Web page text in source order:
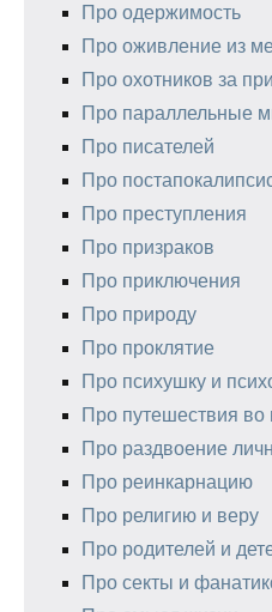
Про одержимость
Про оживление из
Про охотников за
Про параллельные
Про писателей
Про
Про преступления
Про призраков
Про приключения
Про природу
Про проклятие
Про психушку и
Про путешествия во
Про раздвоение
Про реинкарнацию
Про религию и веру
Про родителей и
Про секты и